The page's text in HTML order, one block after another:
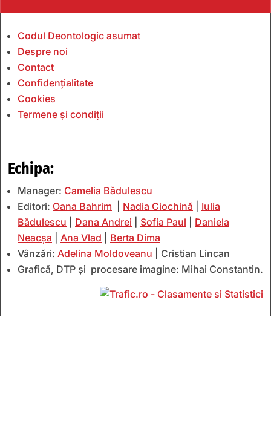
Codul Deontologic asumat
Despre noi
Contact
Confidențialitate
Cookies
Termene și condiții
Echipa:
Manager: Camelia Bădulescu
Editori: Oana Bahrim Nadia Ciochină
Iulia
Bădulescu
Dana Andrei Sofia Paul
Daniela
Neacșa
Ana Vlad
Berta Dima
Vânzări: Adelina Moldoveanu | Cristian Lincan
Grafică, DTP și procesare imagine: Mihai Constantin.